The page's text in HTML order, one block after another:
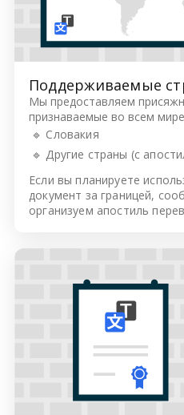
Поддерживаемые
Мы предоставляем
признаваемые во всем
🔹 Словакия
🔹 Другие страны (с
Если вы планируете
документ за границей,
организуем апостиль